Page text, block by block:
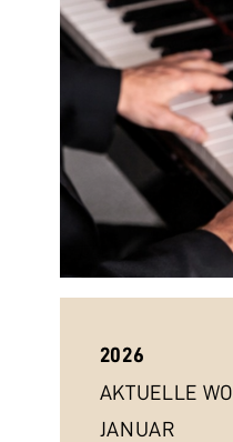
2026
AKTUELLE
JANUAR